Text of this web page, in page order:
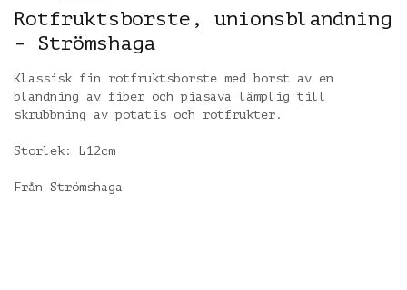
Rotfruktsborste, unionsblandning
- Strömshaga
Klassisk fin rotfruktsborste med borst av en
blandning av fiber och piasava lämplig till
skrubbning av potatis och rotfrukter.
Storlek: L12cm
Från Strömshaga